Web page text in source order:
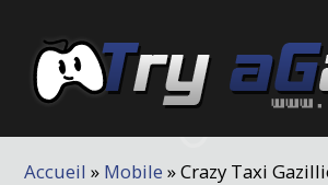
Accueil » Mobile »Crazy Taxi